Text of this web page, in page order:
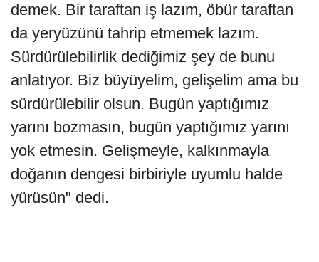
demek. Bir taraftan iş lazım, öbür taraftan
da yeryüzünü tahrip etmemek lazım.
Sürdürülebilirlik dediğimiz şey de bunu
anlatıyor. Biz büyüyelim, gelişelim ama bu
sürdürülebilir olsun. Bugün yaptığımız
yarını bozmasın, bugün yaptığımız yarını
yok etmesin. Gelişmeyle, kalkınmayla
doğanın dengesi birbiriyle uyumlu halde
yürüsün" dedi.